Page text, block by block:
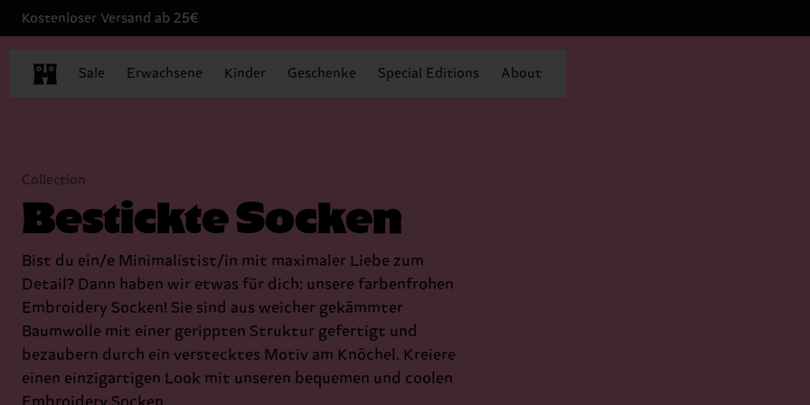
Kostenloser Versand ab 25€
Sale Erwachsene Kinder Geschenke Special Editions About
Collection
Bestickte Socken
Bist du ein/e Minimalistist/in mit maximaler Liebe zum
Detail? Dann haben wir etwas für dich: unsere farbenfrohen
Embroidery Socken! Sie sind aus weicher gekämmter
Baumwolle mit einer gerippten Struktur gefertigt und
bezaubern durch ein verstecktes Motiv am Knöchel. Kreiere
einen einzigartigen Look mit unseren bequemen und coolen